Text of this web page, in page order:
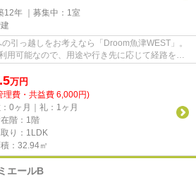
12年 ｜募集中： 1室
引っ越しをお考えなら「Droom魚津WEST」。
用可能なので、用途や行き先に応じて経路を選
ヶ...
万円
理費・共益費 6,000円)
0ヶ月｜礼：1ヶ月
階：1階
り：1LDK
：32.94㎡
エールB